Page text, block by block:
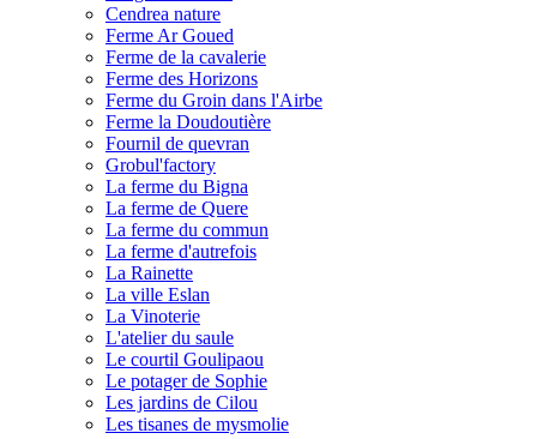
Cendrea nature
Ferme Ar Goued
Ferme de la cavalerie
Ferme des Horizons
Ferme du Groin dans l'Airbe
Ferme la Doudoutière
Fournil de quevran
Grobul'factory
La ferme du Bigna
La ferme de Quere
La ferme du commun
La ferme d'autrefois
La Rainette
La ville Eslan
La Vinoterie
L'atelier du saule
Le courtil Goulipaou
Le potager de Sophie
Les jardins de Cilou
Les tisanes de mysmolie